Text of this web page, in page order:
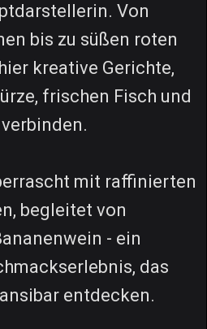
Von
bis zu süßen roten
kreative Gerichte,
frischen Fisch und
mit raffinierten
begleitet von
- ein
das
entdecken.